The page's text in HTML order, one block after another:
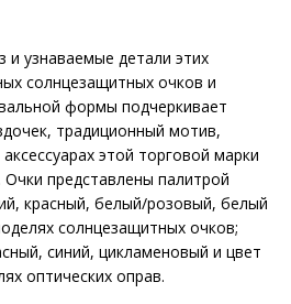
и узнаваемые детали этих
солнцезащитных очков и
формы подчеркивает
традиционный мотив,
этой торговой марки
Очки представлены палитрой
красный, белый/розовый, белый
солнцезащитных очков;
синий, цикламеновый и цвет
оптических оправ.